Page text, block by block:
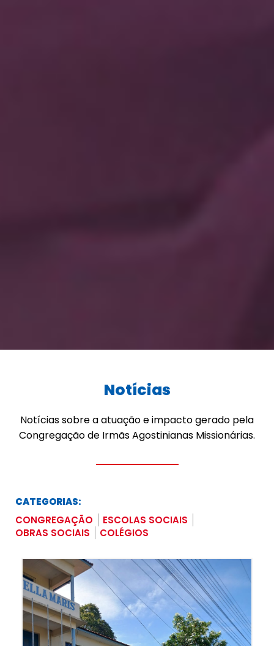
Notícias
Notícias sobre a atuação e impacto gerado pela
Congregação de Irmãs Agostinianas Missionárias.
CATEGORIAS:
CONGREGAÇÃO
ESCOLAS SOCIAIS
OBRAS SOCIAIS
COLÉGIOS